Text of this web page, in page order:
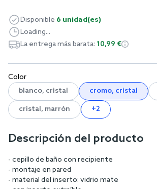
Color
blanco, cristal
cromo, cristal
cristal, marrón +2
Disponible 6 unidad(es)
Loading...
La entrega más barata: 10,99 €
Descripción del producto
- cepillo de baño con recipiente
- montaje en pared
- material del inserto: vidrio mate